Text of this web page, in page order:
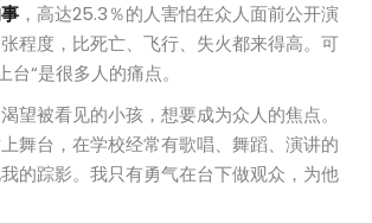
，高达25.3％的人害怕在众人面前公开演
程度，比死亡、飞行、失火都来得高。可
台“是很多人的痛点。
望被看见的小孩，想要成为众人的焦点。
舞台，在学校经常有歌唱、舞蹈、演讲的
的踪影。我只有勇气在台下做观众，为他